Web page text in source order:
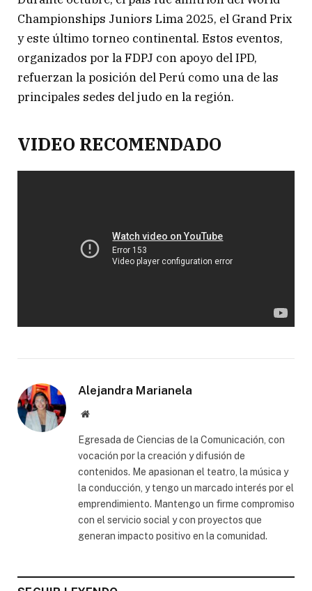
Championships Juniors Lima 2025, el Grand Prix
y este último torneo continental. Estos eventos,
organizados por la FDPJ con apoyo del IPD,
refuerzan la posición del Perú como una de las
principales sedes del judo en la región.
VIDEO RECOMENDADO
Alejandra Marianela
Website
Egresada de Ciencias de la Comunicación, con
vocación por la creación y difusión de
contenidos. Me apasionan el teatro, la música y
la conducción, y tengo un marcado interés por el
emprendimiento. Mantengo un firme compromiso
con el servicio social y con proyectos que
generan impacto positivo en la comunidad.